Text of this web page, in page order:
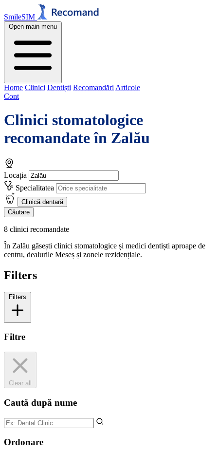
SmileSIM
Open main menu
Home Clinici Dentiști Recomandări Articole
Cont
Clinici stomatologice
recomandate în Zalău
Locația
Specialitatea
Clinică dentară
Căutare
8 clinici recomandate
În Zalău găsești clinici stomatologice și medici dentiști aproape de
centru, dealurile Meseș și zonele rezidențiale.
Filters
Filters
Filtre
Clear all
Caută după nume
Ordonare